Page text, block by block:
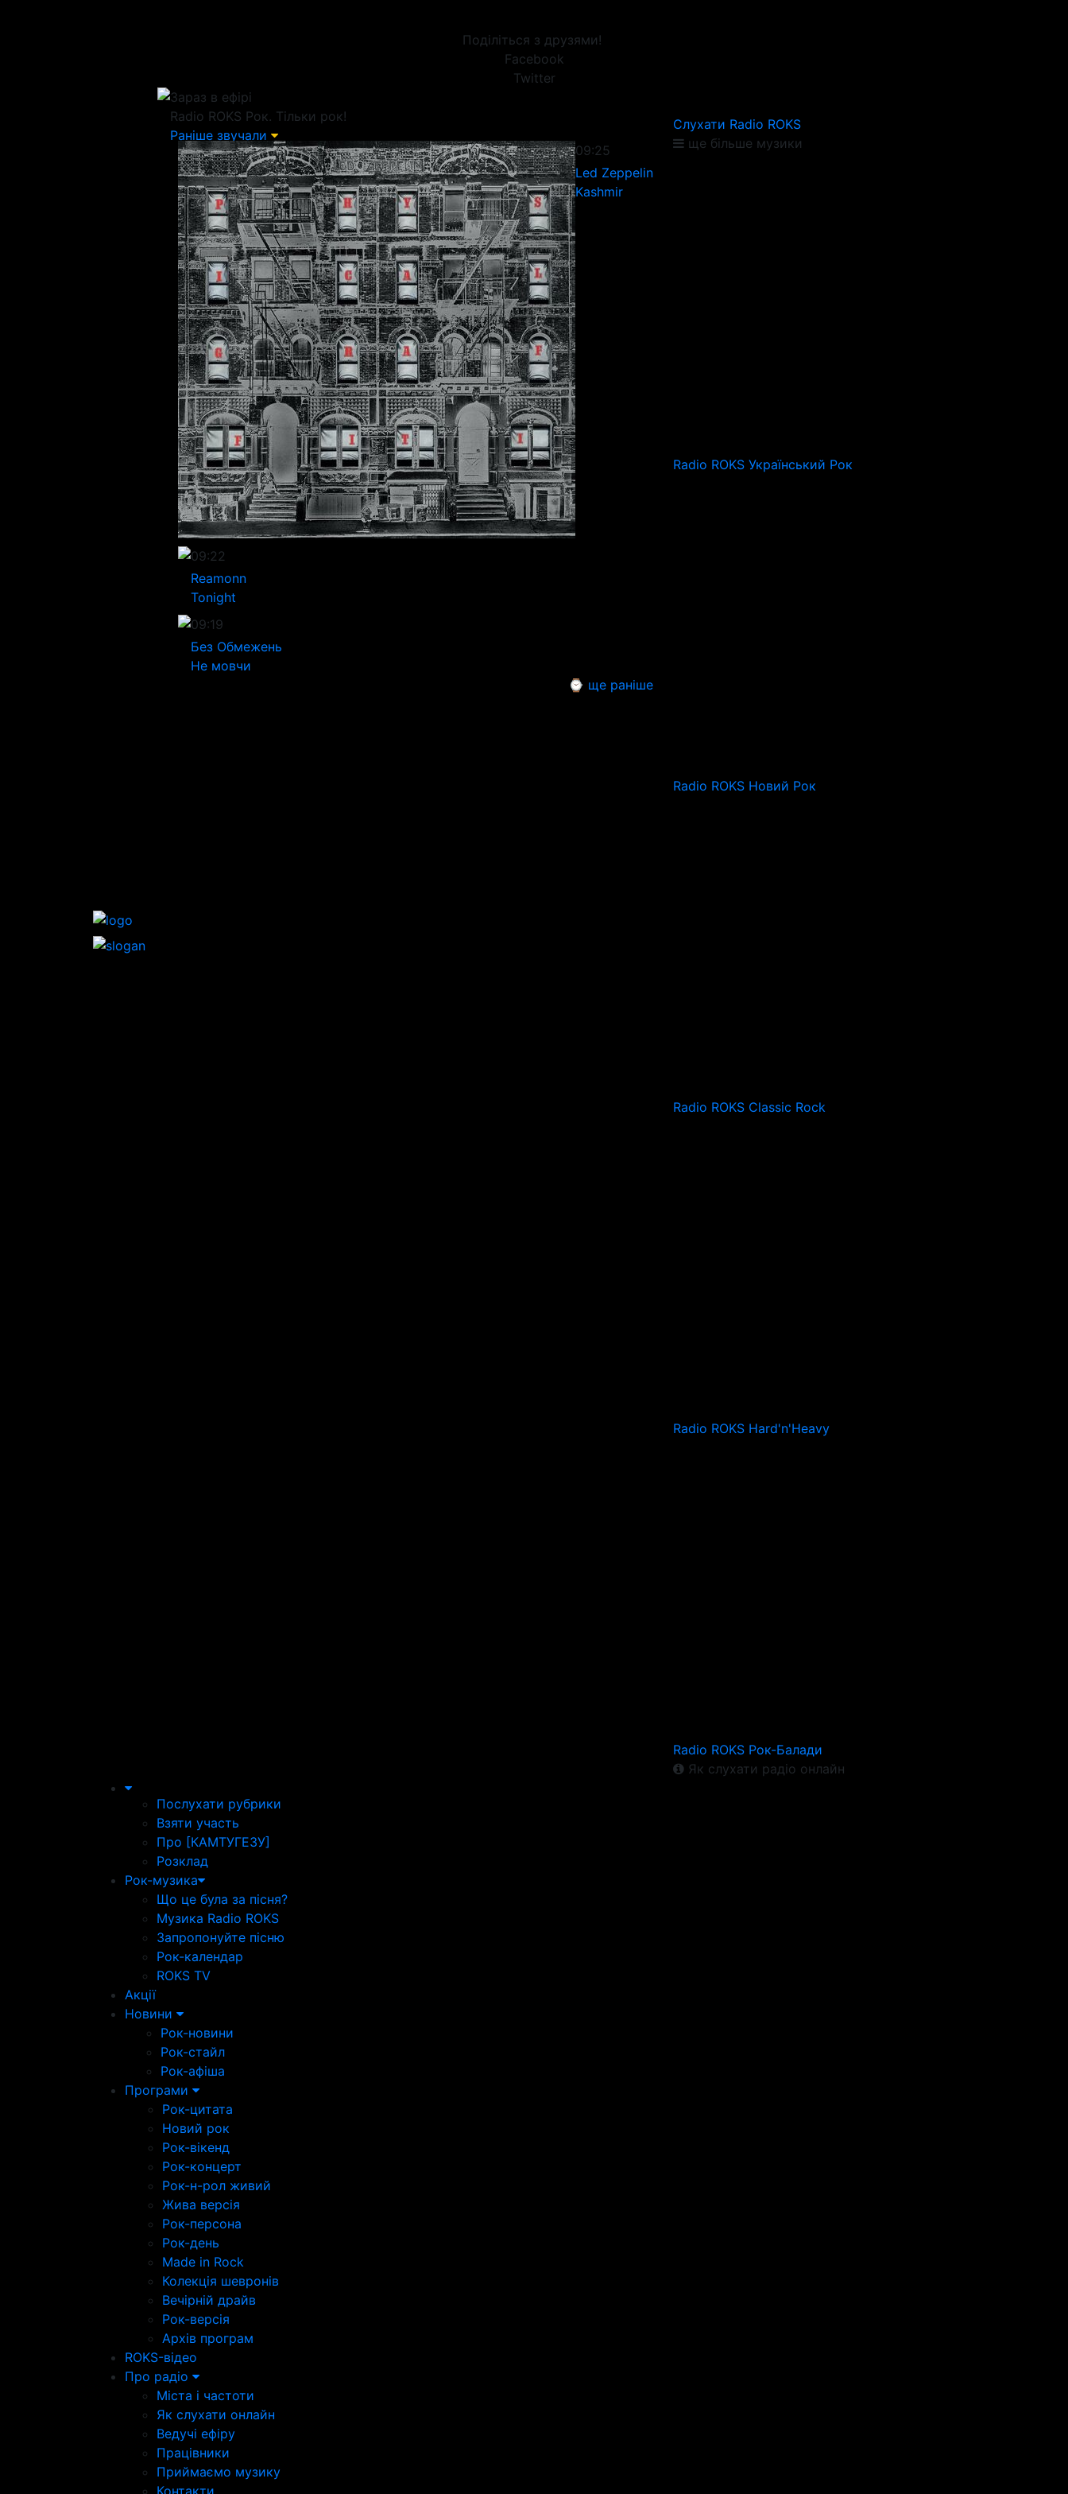
Поділіться з друзями!
Facebook
Twitter
Зараз в ефірі
Radio ROKS Рок. Тільки рок!
Раніше звучали
09:25
Led Zeppelin
Kashmir
09:22
Reamonn
Tonight
09:19
Без Обмежень
Не мовчи
⌚ ще раніше
Слухати Radio ROKS
ще більше музики
Radio ROKS Український Рок
Radio ROKS Новий Рок
Radio ROKS Classic Rock
Radio ROKS Hard'n'Heavy
Radio ROKS Рок-Балади
Як слухати радіо онлайн
Послухати рубрики
Взяти участь
Про [КАМТУГЕЗУ]
Розклад
Рок-музика
Що це була за пісня?
Музика Radio ROKS
Запропонуйте пісню
Рок-календар
ROKS TV
Акції
Новини
Рок-новини
Рок-стайл
Рок-афіша
Програми
Рок-цитата
Новий рок
Рок-вікенд
Рок-концерт
Рок-н-рол живий
Жива версія
Рок-персона
Рок-день
Made in Rock
Колекція шевронів
Вечірній драйв
Рок-версія
Архів програм
ROKS-відео
Про радіо
Міста і частоти
Як слухати онлайн
Ведучі ефіру
Працівники
Приймаємо музику
Контакти